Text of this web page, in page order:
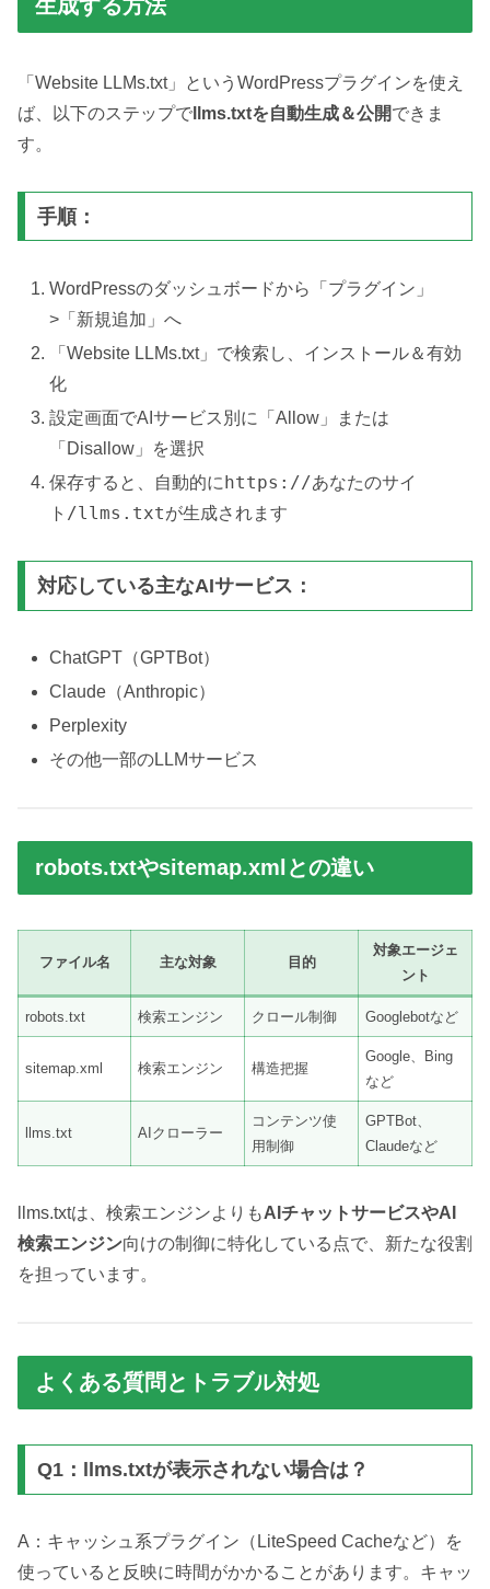
生成する方法
「Website LLMs.txt」というWordPressプラグインを使え
ば、以下のステップで llms.txtを自動生成＆公開できま
す。
手順：
WordPressのダッシュボードから「プラグイン」
>「新規追加」へ
「Website LLMs.txt」で検索し、インストール＆有効
化
設定画面でAIサービス別に「Allow」または
「Disallow」を選択
保存すると、自動的にhttps://あなたのサイ
ト/llms.txtが生成されます
対応している主なAIサービス：
ChatGPT（GPTBot）
Claude（Anthropic）
Perplexity
その他一部のLLMサービス
robots.txtやsitemap.xmlとの違い
ファイル名 主な対象 目的
対象エージェ
ント
robots.txt 検索エンジン クロール制御 Googlebotなど
sitemap.xml 検索エンジン 構造把握
Google、Bing
など
llms.txt AIクローラー
コンテンツ使
用制御
GPTBot、
Claudeなど
llms.txtは、検索エンジンよりもAIチャットサービスやAI
検索エンジン向けの制御に特化している点で、新たな役割
を担っています。
よくある質問とトラブル対処
Q1：llms.txtが表示されない場合は？
A：キャッシュ系プラグイン（LiteSpeed Cacheなど）を
使っていると反映に時間がかかることがあります。キャッ